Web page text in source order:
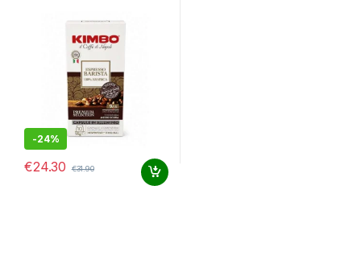
-24%
€24.30 €31.90